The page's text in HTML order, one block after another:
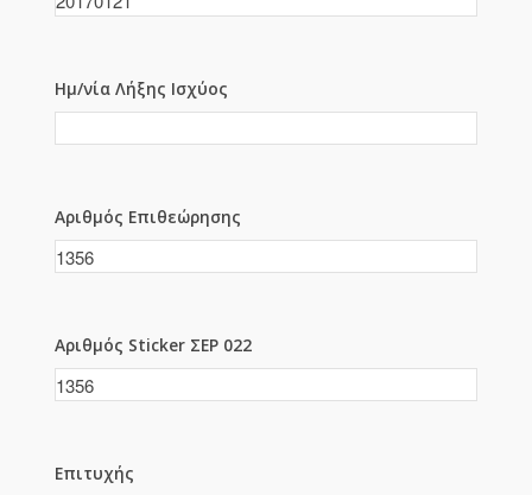
Ημ/νία Λήξης Ισχύος
Αριθμός Επιθεώρησης
Αριθμός Sticker ΣΕΡ 022
Επιτυχής